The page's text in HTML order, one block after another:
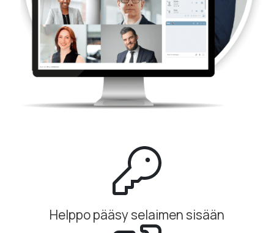
Helppo pääsy selaimen sisään